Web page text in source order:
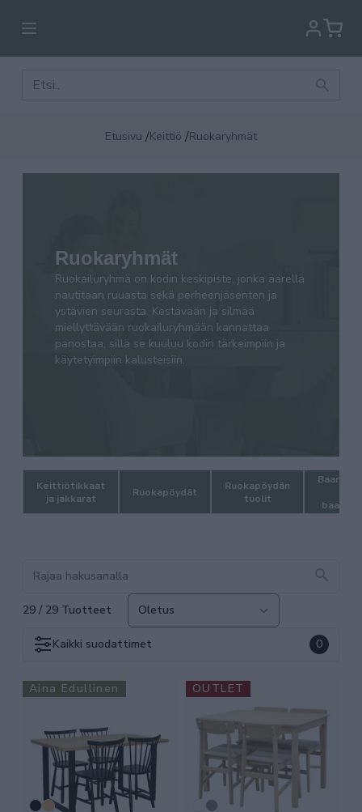
Etusivu /Keittiö /Ruokaryhmät
ystävien seurasta. Kestävään ja silmää
miellyttävään ruokailuryhmään kannattaa
panostaa, sillä se kuuluu kodin tärkeimpiin ja
käytetyimpiin kalusteisiin.
Ruokaryhmät
Ruokailuryhmä on kodin keskipiste, jonka äärellä
nautitaan ruuasta sekä perheenjäsenten ja
ystävien seurasta. Kestävään ja silmää
miellyttävään ruokailuryhmään kannattaa
panostaa, sillä se kuuluu kodin tärkeimpiin ja
käytetyimpiin kalusteisiin.
Keittiötikkaat
ja jakkarat
Ruokapöydät
Ruokapöydän
tuolit
29 / 29 Tuotteet
Kaikki suodattimet 0
Aina Edullinen OUTLET